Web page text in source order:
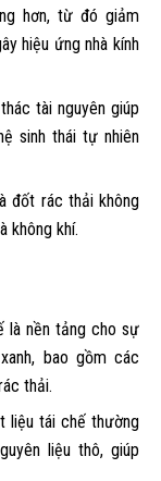
hơn, từ đó giảm
hiệu ứng nhà kính
tài nguyên giúp
sinh thái tự nhiên
đốt rác thải không
không khí.
là nền tảng cho sự
bao gồm các
thải.
liệu tái chế thường
liệu thô, giúp